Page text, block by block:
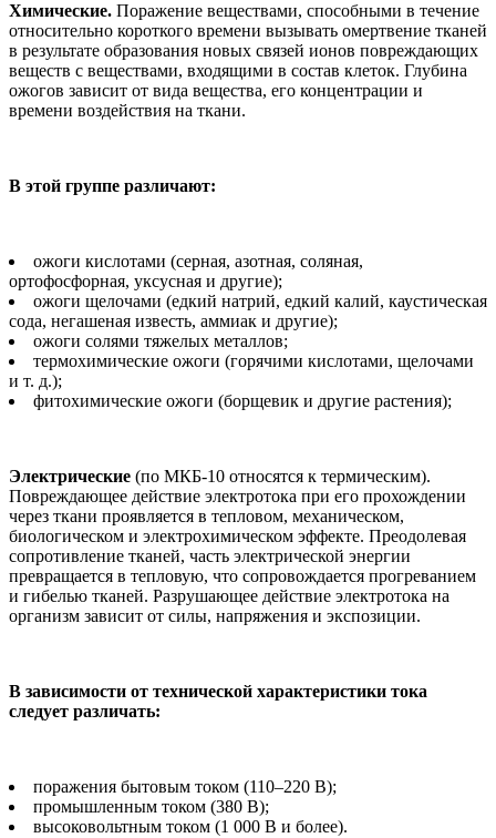
Химические. Поражение веществами, способными в течение
относительно короткого времени вызывать омертвение тканей
в результате образования новых связей ионов повреждающих
веществ с веществами, входящими в состав клеток. Глубина
ожогов зависит от вида вещества, его концентрации и
времени воздействия на ткани.
В этой группе различают:
ожоги кислотами (серная, азотная, соляная,
ортофосфорная, уксусная и другие);
ожоги щелочами (едкий натрий, едкий калий, каустическая
сода, негашеная известь, аммиак и другие);
ожоги солями тяжелых металлов;
термохимические ожоги (горячими кислотами, щелочами
и т. д.);
фитохимические ожоги (борщевик и другие растения);
Электрические (по МКБ-10 относятся к термическим).
Повреждающее действие электротока при его прохождении
через ткани проявляется в тепловом, механическом,
биологическом и электрохимическом эффекте. Преодолевая
сопротивление тканей, часть электрической энергии
превращается в тепловую, что сопровождается прогреванием
и гибелью тканей. Разрушающее действие электротока на
организм зависит от силы, напряжения и экспозиции.
В зависимости от технической характеристики тока
следует различать:
поражения бытовым током (110–220 В);
промышленным током (380 В);
высоковольтным током (1 000 В и более).